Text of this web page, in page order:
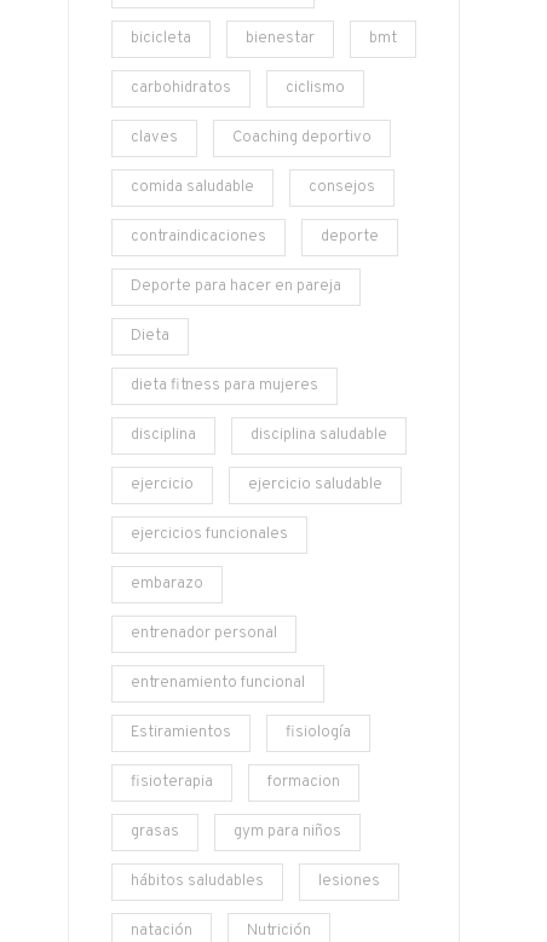
bicicleta bienestar bmt
carbohidratos ciclismo
claves Coaching deportivo
comida saludable consejos
contraindicaciones deporte
Deporte para hacer en pareja
Dieta
dieta fitness para mujeres
disciplina disciplina saludable
ejercicio ejercicio saludable
ejercicios funcionales
embarazo
entrenador personal
entrenamiento funcional
Estiramientos fisiología
fisioterapia formacion
grasas gym para niños
hábitos saludables lesiones
natación Nutrición